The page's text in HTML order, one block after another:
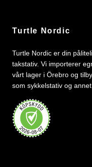
Turtle Nordic
Turtle Nordic er din
takstativ. Vi importerer
vårt lager i Örebro og
som sykkelstativ og